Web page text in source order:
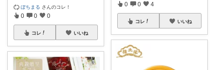
ぽちまる さんのコレ！
0 0 0
コレ いいね
0 0 4
コレ いいね